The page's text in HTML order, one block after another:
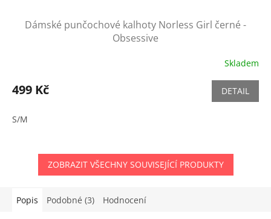
Dámské punčochové kalhoty Norless Girl černé -
Obsessive
Skladem
499 Kč DETAIL
S/M
ZOBRAZIT VŠECHNY SOUVISEJÍCÍ PRODUKTY
Popis Podobné (3) Hodnocení